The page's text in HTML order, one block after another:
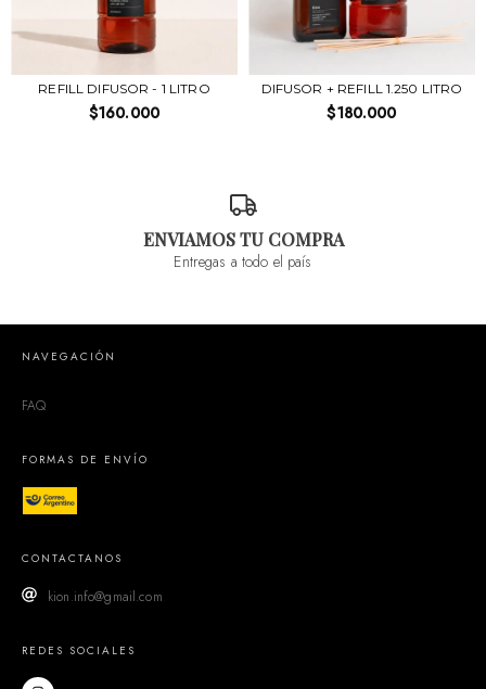
REFILL DIFUSOR - 1 LITRO
$160.000
DIFUSOR + REFILL 1.250 LITRO
$180.000
ENVIAMOS TU COMPRA
Entregas a todo el país
NAVEGACIÓN
FAQ
FORMAS DE ENVÍO
CONTACTANOS
kion.info@gmail.com
REDES SOCIALES